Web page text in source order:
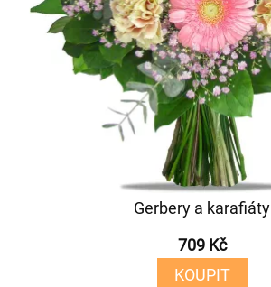
Gerbery a karafiáty
709 Kč
KOUPIT